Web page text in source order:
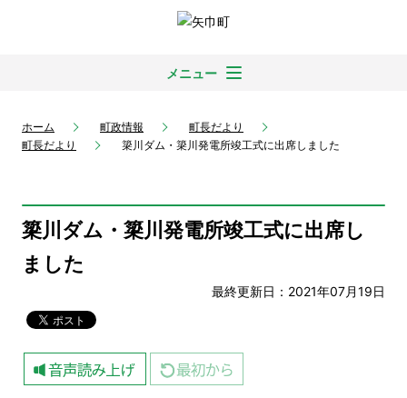
メニュー
ホーム 町政情報
町長だより
町長だより
簗川ダム・簗川発電所竣工式に出席しました
簗川ダム・簗川発電所竣工式に出席し
ました
最終更新日：2021年07月19日